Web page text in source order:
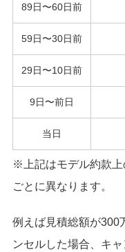
89日〜60日前
59日〜30日前
29日〜10日前
9日〜前日
当日
※上記はモデル約款
ごとに異なります。
例えば見積総額が300
ンセルした場合、キ